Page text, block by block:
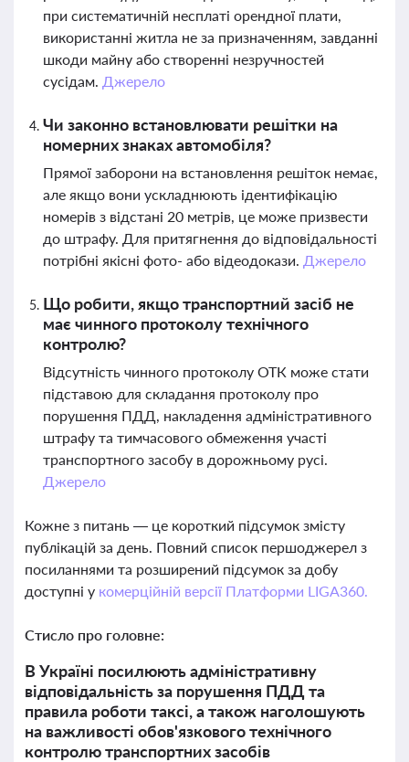
при систематичній несплаті орендної плати,
використанні житла не за призначенням, завданні
шкоди майну або створенні незручностей
сусідам. Джерело
Чи законно встановлювати решітки на
номерних знаках автомобіля?
Прямої заборони на встановлення решіток немає,
але якщо вони ускладнюють ідентифікацію
номерів з відстані 20 метрів, це може призвести
до штрафу. Для притягнення до відповідальності
потрібні якісні фото- або відеодокази. Джерело
Що робити, якщо транспортний засіб не
має чинного протоколу технічного
контролю?
Відсутність чинного протоколу ОТК може стати
підставою для складання протоколу про
порушення ПДД, накладення адміністративного
штрафу та тимчасового обмеження участі
транспортного засобу в дорожньому русі.
Джерело
Кожне з питань — це короткий підсумок змісту
публікацій за день. Повний список першоджерел з
посиланнями та розширений підсумок за добу
доступні у комерційній версії Платформи LIGA360.
Стисло про головне:
В Україні посилюють адміністративну
відповідальність за порушення ПДД та
правила роботи таксі, а також наголошують
на важливості обов'язкового технічного
контролю транспортних засобів